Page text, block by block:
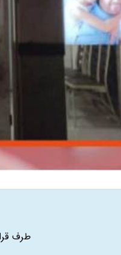
طرف